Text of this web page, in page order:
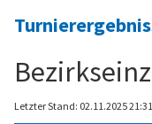
Letzter Stand: 02.11.2025